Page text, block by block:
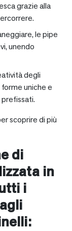
grazie alla
le pipe
unendo
degli
uniche e
scoprire di più
di
in
i